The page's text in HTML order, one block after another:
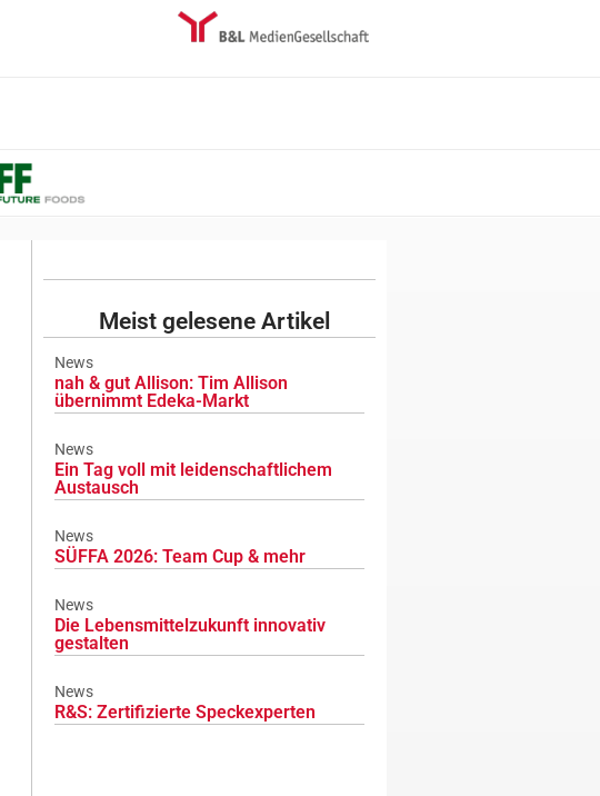
Meist gelesene Artikel
News
nah & gut Allison: Tim Allison
übernimmt Edeka-Markt
News
Ein Tag voll mit leidenschaftlichem
Austausch
News
SÜFFA 2026: Team Cup & mehr
News
Die Lebensmittelzukunft innovativ
gestalten
News
R&S: Zertifizierte Speckexperten